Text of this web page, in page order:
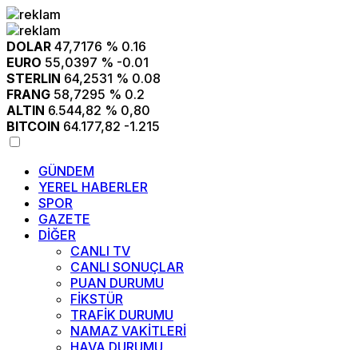
DOLAR 47,7176 % 0.16
EURO 55,0397 % -0.01
STERLIN 64,2531 % 0.08
FRANG 58,7295 % 0.2
ALTIN 6.544,82 % 0,80
BITCOIN 64.177,82 -1.215
GÜNDEM
YEREL HABERLER
SPOR
GAZETE
DİĞER
CANLI TV
CANLI SONUÇLAR
PUAN DURUMU
FİKSTÜR
TRAFİK DURUMU
NAMAZ VAKİTLERİ
HAVA DURUMU